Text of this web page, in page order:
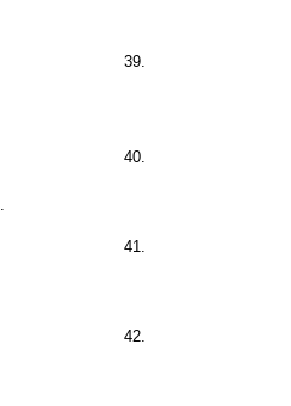
39.
40.
41.
42.